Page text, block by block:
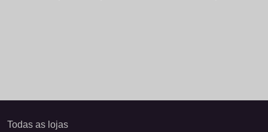
Todas as lojas